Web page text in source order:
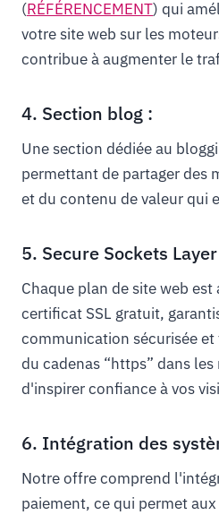
(RÉFÉRENCEMENT) qui
votre site web sur les
contribue à augmenter le
4. Section blog :
Une section dédiée au
permettant de partager des
et du contenu de valeur qui
5. Secure Sockets
Chaque plan de site web
certificat SSL gratuit,
communication sécurisée
du cadenas “https” dans
d'inspirer confiance à vos
6. Intégration des
Notre offre comprend
paiement, ce qui permet